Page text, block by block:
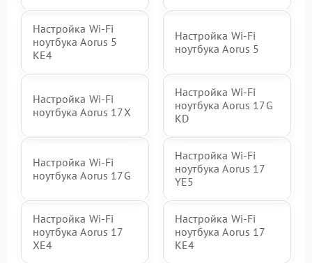
Настройка Wi-Fi
ноутбука Aorus 5
KE4
Настройка Wi-Fi
ноутбука Aorus 5
Настройка Wi-Fi
ноутбука Aorus 17X
Настройка Wi-Fi
ноутбука Aorus 17G
KD
Настройка Wi-Fi
ноутбука Aorus 17G
Настройка Wi-Fi
ноутбука Aorus 17
YE5
Настройка Wi-Fi
ноутбука Aorus 17
XE4
Настройка Wi-Fi
ноутбука Aorus 17
KE4